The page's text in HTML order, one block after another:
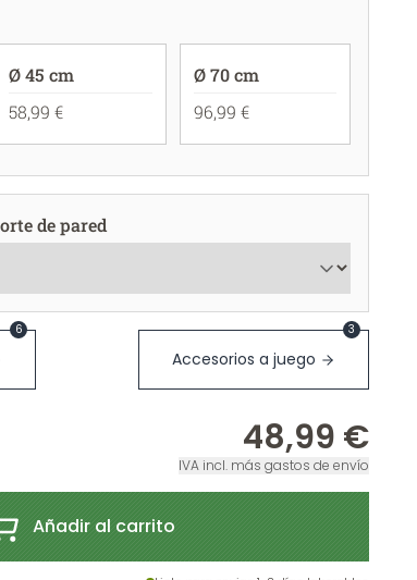
Ø 45 cm
58,99 €
Ø 70 cm
96,99 €
de pared
6
Accesorios a juego
3
48,99 €
IVA incl. más gastos de envío
Añadir al carrito